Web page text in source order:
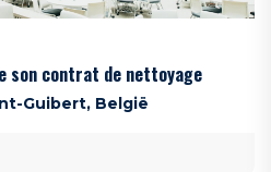
son contrat de nettoyage
Guibert, België